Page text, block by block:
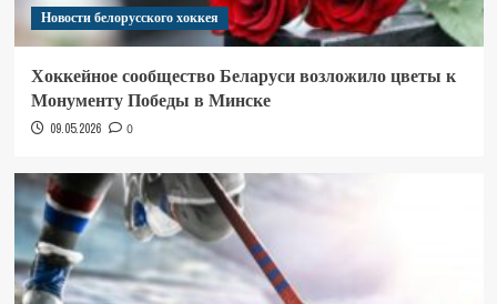
Новости белорусского хоккея
Хоккейное сообщество Беларуси возложило цветы к
Монументу Победы в Минске
09.05.2026 0